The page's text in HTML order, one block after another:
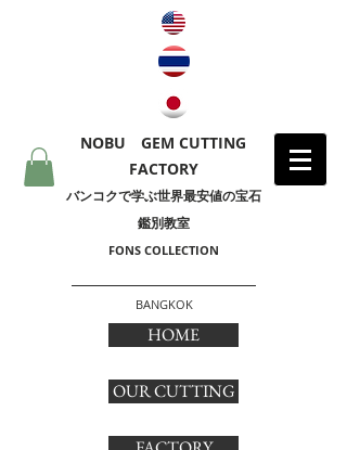
NOBU GEM CUTTING
FACTORY
​バンコクで学ぶ世界最安値の宝石
鑑別教室
FONS COLLECTION
BANGKOK
HOME
OUR CUTTING